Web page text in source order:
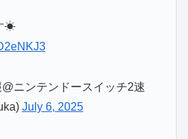
☀
ニンテンドースイッチ2速
July 6, 2025